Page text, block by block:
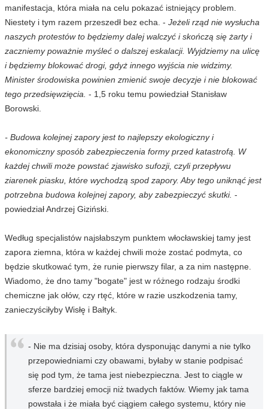
manifestacja, która miała na celu pokazać istniejący problem.
Niestety i tym razem przeszedł bez echa. - Jeżeli rząd nie wysłucha
naszych protestów to będziemy dalej walczyć i skończą się żarty i
zaczniemy poważnie myśleć o dalszej eskalacji. Wyjdziemy na ulicę
i będziemy blokować drogi, gdyż innego wyjścia nie widzimy.
Minister środowiska powinien zmienić swoje decyzje i nie blokować
tego przedsięwzięcia. - 1,5 roku temu powiedział Stanisław
Borowski.
- Budowa kolejnej zapory jest to najlepszy ekologiczny i
ekonomiczny sposób zabezpieczenia formy przed katastrofą. W
każdej chwili może powstać zjawisko sufozji, czyli przepływu
ziarenek piasku, które wychodzą spod zapory. Aby tego uniknąć jest
potrzebna budowa kolejnej zapory, aby zabezpieczyć skutki. -
powiedział Andrzej Giziński.
Według specjalistów najsłabszym punktem włocławskiej tamy jest
zapora ziemna, która w każdej chwili może zostać podmyta, co
będzie skutkować tym, że runie pierwszy filar, a za nim następne.
Wiadomo, że dno tamy "bogate" jest w różnego rodzaju środki
chemiczne jak ołów, czy rtęć, które w razie uszkodzenia tamy,
zanieczyściłyby Wisłę i Bałtyk.
- Nie ma dzisiaj osoby, która dysponując danymi a nie tylko
przepowiedniami czy obawami, byłaby w stanie podpisać
się pod tym, że tama jest niebezpieczna. Jest to ciągle w
sferze bardziej emocji niż twadych faktów. Wiemy jak tama
powstała i że miała być ciągiem całego systemu, który nie